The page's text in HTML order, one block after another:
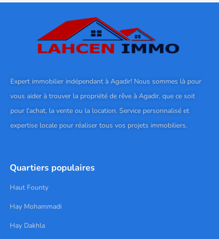
Expert immobilier indépendant à Agadir! Nous sommes là pour
vous aider à trouver la propriété de rêve à Agadir, que ce soit
pour l’achat, la vente ou la location. Service personnalisé et
expertise locale pour réaliser tous vos projets immobiliers.
Quartiers populaires
Haut Founty
Hay Mohammadi
Hay Dakhla